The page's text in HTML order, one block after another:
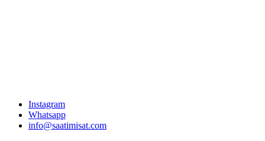
Instagram
Whatsapp
info@saatimisat.com